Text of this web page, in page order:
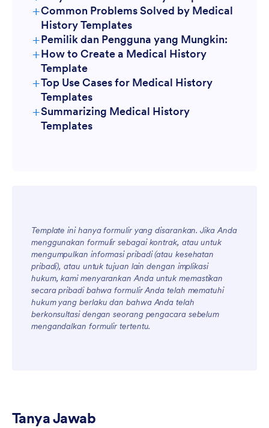
+Common Problems Solved by Medical
History Templates
+Pemilik dan Pengguna yang Mungkin:
+How to Create a Medical History
Template
+Top Use Cases for Medical History
Templates
For Managers
For Teams
+Summarizing Medical History
Templates
Template ini hanya formulir yang disarankan. Jika Anda
menggunakan formulir sebagai kontrak, atau untuk
mengumpulkan informasi pribadi (atau kesehatan
pribadi), atau untuk tujuan lain dengan implikasi
hukum, kami menyarankan Anda untuk memastikan
secara pribadi bahwa formulir Anda telah mematuhi
hukum yang berlaku dan bahwa Anda telah
berkonsultasi dengan seorang pengacara sebelum
mengandalkan formulir tertentu.
Tanya Jawab